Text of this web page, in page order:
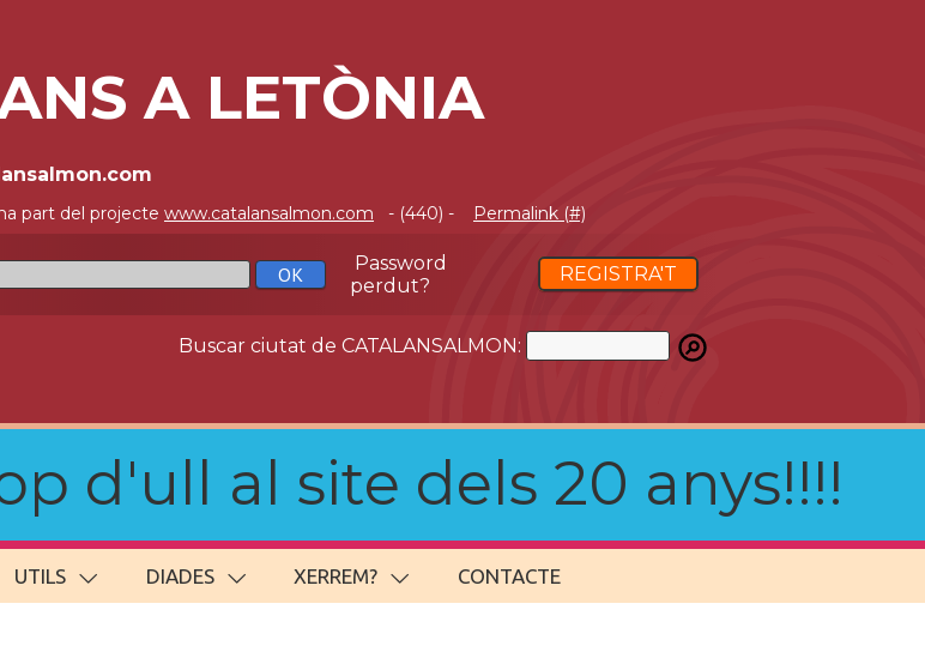
A LETÒNIA
part del projecte www.catalansalmon.com - (440) - Permalink (#)
Password
perdut?
REGISTRA'T
Buscar ciutat de CATALANSALMON:
d'ull al site dels 20 anys!!!!
UTILS DIADES XERREM? CONTACTE